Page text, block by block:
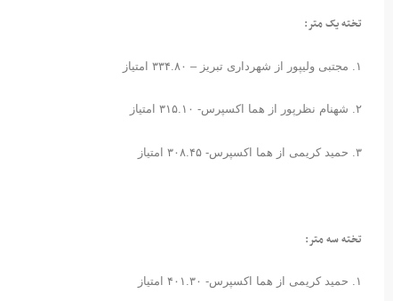
تخته یک متر:
۱. مجتبی ولیپور از شهرداری تبریز – ۳۳۴.۸۰ امتیاز
۲. شهنام نظرپور از هما اکسپرس- ۳۱۵.۱۰ امتیاز
۳. حمید کریمی از هما اکسپرس- ۳۰۸.۴۵ امتیاز
تخته سه متر:
۱. حمید کریمی از هما اکسپرس- ۴۰۱.۳۰ امتیاز